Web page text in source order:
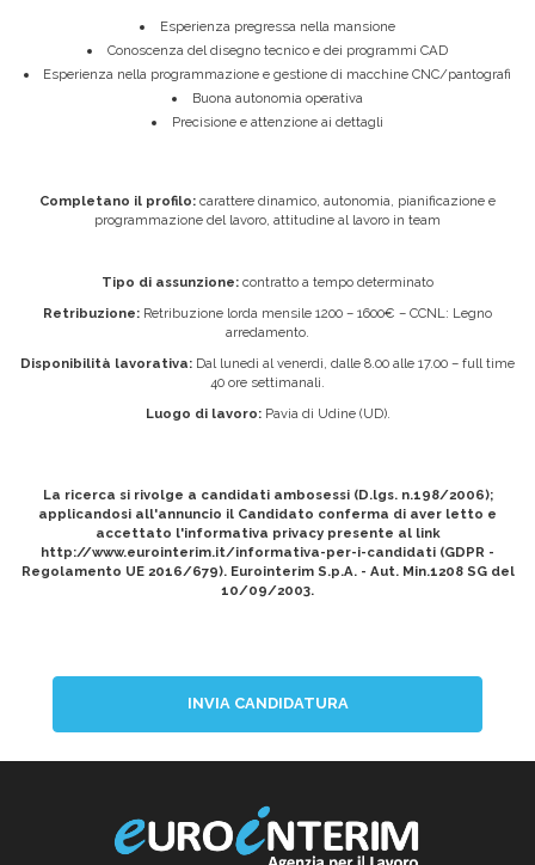
Esperienza pregressa nella mansione
Conoscenza del disegno tecnico e dei programmi CAD
Esperienza nella programmazione e gestione di macchine CNC/pantografi
Buona autonomia operativa
Precisione e attenzione ai dettagli
Completano il profilo: carattere dinamico, autonomia, pianificazione e
programmazione del lavoro, attitudine al lavoro in team
Tipo di assunzione: contratto a tempo determinato
Retribuzione: Retribuzione lorda mensile 1200 – 1600€ – CCNL: Legno
arredamento.
Disponibilità lavorativa: Dal lunedì al venerdì, dalle 8.00 alle 17.00 – full time
40 ore settimanali.
Luogo di lavoro:Pavia di Udine (UD).
La ricerca si rivolge a candidati ambosessi (D.lgs. n.198/2006);
applicandosi all'annuncio il Candidato conferma di aver letto e
accettato l'informativa privacy presente al link
http://www.eurointerim.it/informativa-per-i-candidati (GDPR -
Regolamento UE 2016/679). Eurointerim S.p.A. - Aut. Min.1208 SG del
10/09/2003.
INVIA CANDIDATURA